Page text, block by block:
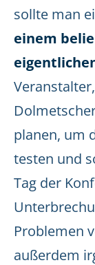
sollte man
einem
planen, um
testen und
Tag der
Problemen
außerdem